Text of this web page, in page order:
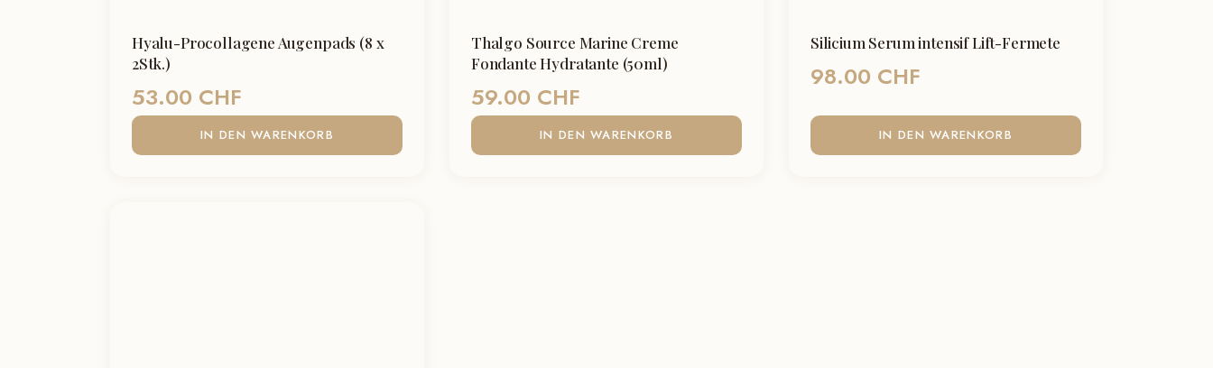
Hyalu-Procollagene Augenpads (8 x
2Stk.)
53.00 CHF
IN DEN WARENKORB
Thalgo Source Marine Creme
Fondante Hydratante (50ml)
59.00 CHF
IN DEN WARENKORB
Silicium Serum intensif Lift-Fermete
98.00 CHF
IN DEN WARENKORB